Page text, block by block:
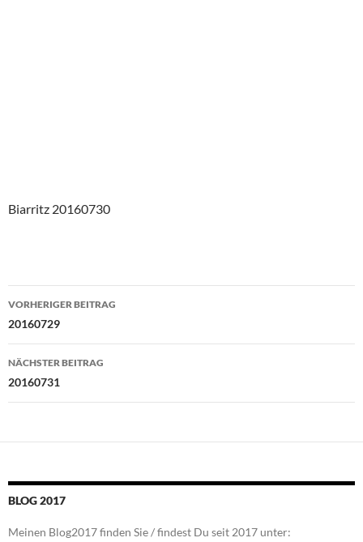
Biarritz 20160730
Beitragsnavigation
VORHERIGER BEITRAG
20160729
NÄCHSTER BEITRAG
20160731
BLOG 2017
Meinen Blog2017 finden Sie / findest Du seit 2017 unter: